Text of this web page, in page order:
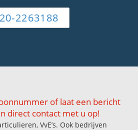
2263188
of laat een bericht
direct contact met u op!
VvE’s. Ook bedrijven